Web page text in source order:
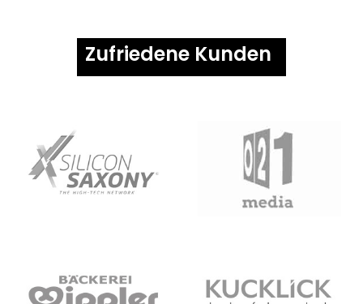
Zufriedene Kunden